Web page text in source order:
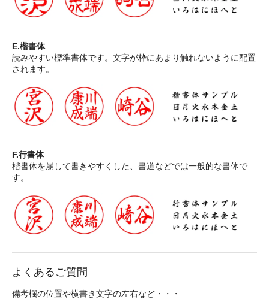
E.楷書体
読みやすい標準書体です。文字が枠にあまり触れないように配置
されます。
F.行書体
楷書体を崩して書きやすくした、書道などでは一般的な書体で
す。
よくあるご質問
備考欄の位置や横書き文字の左右など・・・